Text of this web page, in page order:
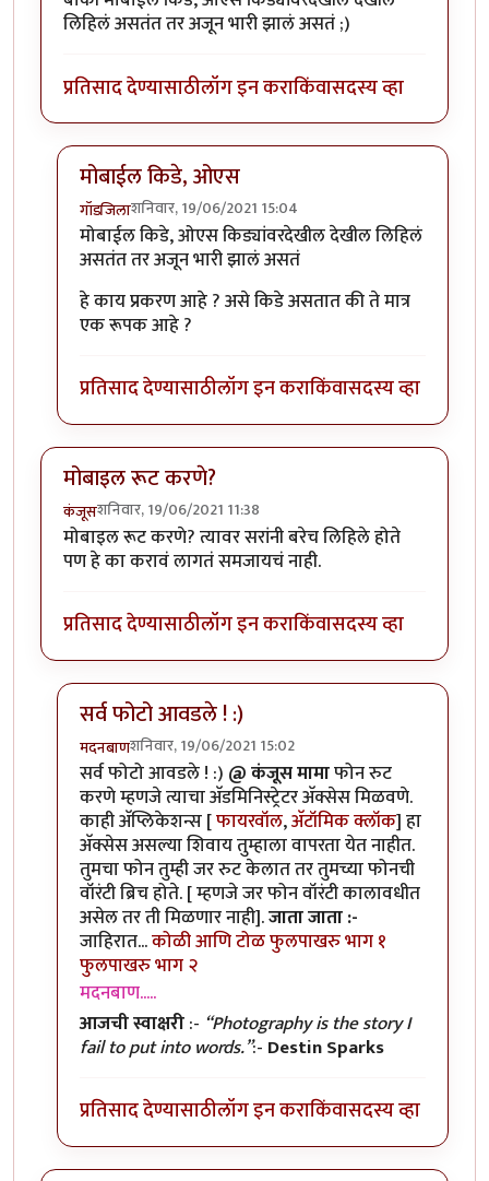
लिहिलं असतंत तर अजून भारी झालं असतं ;)
प्रतिसाद देण्यासाठीलॉग इन कराकिंवासदस्य व्हा
मोबाईल किडे, ओएस
गॉडजिलाशनिवार, 19/06/2021 15:04
In reply toबाकी मोबाईल किडे, ओएसbyप्रचेतस
मोबाईल किडे, ओएस किड्यांवरदेखील देखील लिहिलं
असतंत तर अजून भारी झालं असतं
हे काय प्रकरण आहे ? असे किडे असतात की ते मात्र
एक रूपक आहे ?
प्रतिसाद देण्यासाठीलॉग इन कराकिंवासदस्य व्हा
मोबाइल रूट करणे?
कंजूसशनिवार, 19/06/2021 11:38
मोबाइल रूट करणे? त्यावर सरांनी बरेच लिहिले होते
पण हे का करावं लागतं समजायचं नाही.
प्रतिसाद देण्यासाठीलॉग इन कराकिंवासदस्य व्हा
सर्व फोटो आवडले ! :)
मदनबाणशनिवार, 19/06/2021 15:02
In reply toमोबाइल रूट करणे?byकंजूस
सर्व फोटो आवडले ! :) @ कंजूस मामाफोन रुट
करणे म्हणजे त्याचा अ‍ॅडमिनिस्ट्रेटर अ‍ॅक्सेस मिळवणे.
काही अ‍ॅप्लिकेशन्स [फायरवॉल,अ‍ॅटॉमिक क्लॉक] हा
अ‍ॅक्सेस असल्या शिवाय तुम्हाला वापरता येत नाहीत.
तुमचा फोन तुम्ही जर रुट केलात तर तुमच्या फोनची
वॉरंटी ब्रिच होते. [ म्हणजे जर फोन वॉरंटी कालावधीत
असेल तर ती मिळणार नाही].जाता जाता :-
जाहिरात...कोळी आणि टोळफुलपाखरु भाग १
फुलपाखरु भाग २
मदनबाण.....
आजची स्वाक्षरी:- “Photography is the story I
fail to put into words.”:- Destin Sparks
प्रतिसाद देण्यासाठीलॉग इन कराकिंवासदस्य व्हा